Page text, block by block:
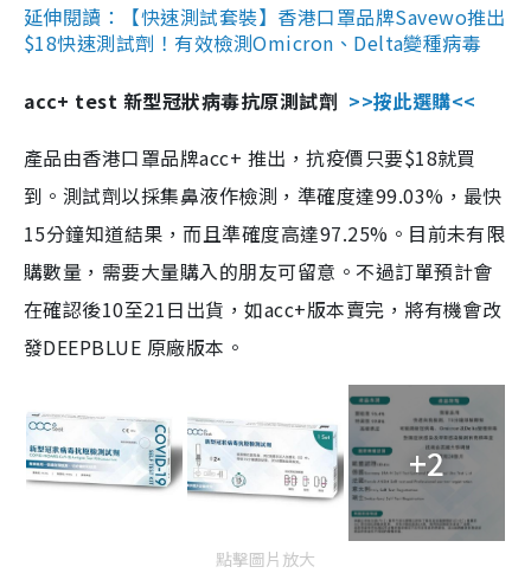
延伸閱讀：【快速測試套裝】香港口罩品牌Savewo推出
$18快速測試劑！有效檢測Omicron、Delta變種病毒
acc+ test 新型冠狀病毒抗原測試劑 >>按此選購<<
產品由香港口罩品牌acc+ 推出，抗疫價只要$18就買
到。測試劑以採集鼻液作檢測，準確度達99.03%，最快
15分鐘知道結果，而且準確度高達97.25%。目前未有限
購數量，需要大量購入的朋友可留意。不過訂單預計會
在確認後10至21日出貨，如acc+版本賣完，將有機會改
發DEEPBLUE 原廠版本。
+2
點擊圖片放大